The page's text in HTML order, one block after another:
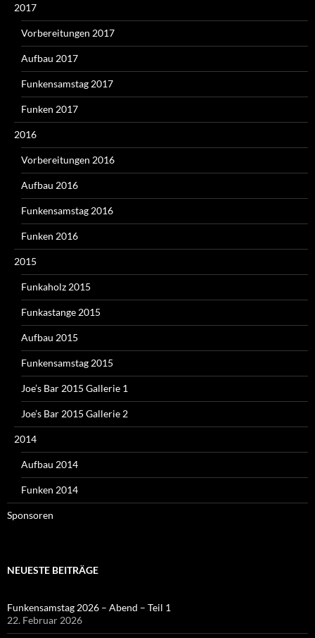
2017
Vorbereitungen 2017
Aufbau 2017
Funkensamstag 2017
Funken 2017
2016
Vorbereitungen 2016
Aufbau 2016
Funkensamstag 2016
Funken 2016
2015
Funkaholz 2015
Funkastange 2015
Aufbau 2015
Funkensamstag 2015
Joe’s Bar 2015 Gallerie 1
Joe’s Bar 2015 Gallerie 2
2014
Aufbau 2014
Funken 2014
Sponsoren
NEUESTE BEITRÄGE
Funkensamstag 2026 – Abend – Teil 1
22. Februar 2026